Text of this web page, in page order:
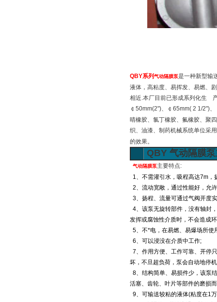
QBY系列气动隔膜泵是一种新型输
液体，高粘度、易挥发、易燃、
相近.本厂目前已形成系列化生
￠50mm(2")、￠65mm( 2 1/2")
晴橡胶、氯丁橡胶、氟橡胶、聚
织、油漆、制药机械系统单位采
的效果。
QBY 气动隔膜泵
气动隔膜泵主要特点:
1、不需灌引水，吸程高达7m
2、流动宽敞，通过性能好，允
3、扬程、流量可通过气阀开度
4、该泵无旋转部件，没有轴封
发挥或腐蚀性介质时，不会造成
5、不*电，在易燃、易爆场所使
6、可以浸没在介质中工作;
7、作用方便、工作可靠、开停
坏，不旦超负荷，泵会自动地停
8、结构简单、易损件少，该泵
活塞、齿轮、叶片等部件的磨损
9、可输送较粘的液体(粘度在1